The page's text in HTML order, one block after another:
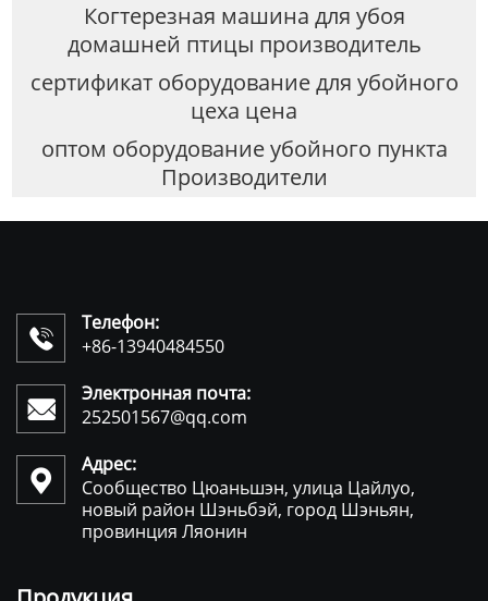
Когтерезная машина для убоя
домашней птицы производитель
сертификат оборудование для убойного
цеха цена
оптом оборудование убойного пункта
Производители

Телефон:
+86-13940484550

Электронная почта:
252501567@qq.com

Адрес:
Сообщество Цюаньшэн, улица Цайлуо,
новый район Шэньбэй, город Шэньян,
провинция Ляонин